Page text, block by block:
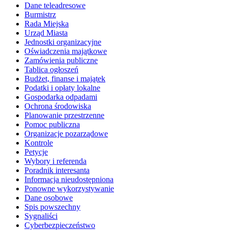
Dane teleadresowe
Burmistrz
Rada Miejska
Urząd Miasta
Jednostki organizacyjne
Oświadczenia majątkowe
Zamówienia publiczne
Tablica ogłoszeń
Budżet, finanse i majątek
Podatki i opłaty lokalne
Gospodarka odpadami
Ochrona środowiska
Planowanie przestrzenne
Pomoc publiczna
Organizacje pozarządowe
Kontrole
Petycje
Wybory i referenda
Poradnik interesanta
Informacja nieudostępniona
Ponowne wykorzystywanie
Dane osobowe
Spis powszechny
Sygnaliści
Cyberbezpieczeństwo